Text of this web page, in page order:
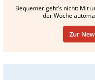
Bequemer geht’s nicht: Mit
der Woche
Zur